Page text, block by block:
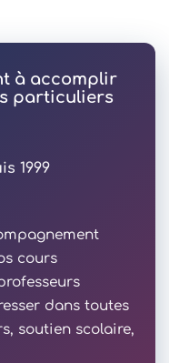
à accomplir
particuliers
1999
cours
dans toutes
soutien scolaire,